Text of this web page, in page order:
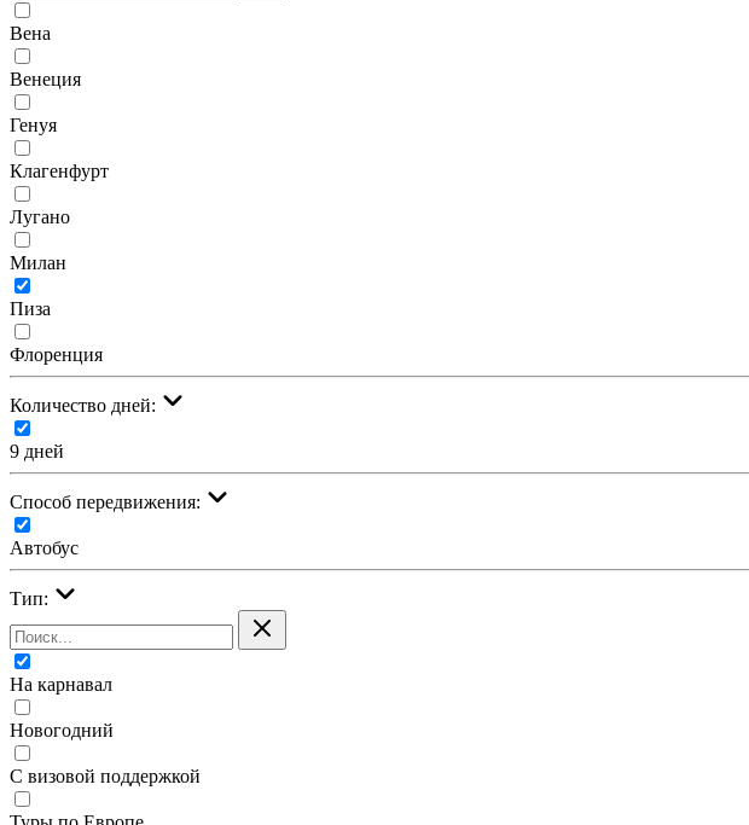
Вена
Венеция
Генуя
Клагенфурт
Лугано
Милан
Пиза
Флоренция
Количество дней:
9 дней
Cпособ передвижения:
Автобус
Тип:
На карнавал
Новогодний
С визовой поддержкой